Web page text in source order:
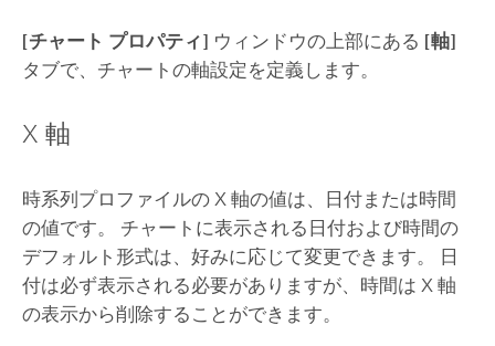
[チャート プロパティ] ウィンドウの上部にある [軸]
タブで、チャートの軸設定を定義します。
X 軸
時系列プロファイルの X 軸の値は、日付または時間
の値です。 チャートに表示される日付および時間の
デフォルト形式は、好みに応じて変更できます。 日
付は必ず表示される必要がありますが、時間は X 軸
の表示から削除することができます。